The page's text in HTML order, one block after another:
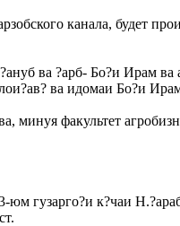
канала, будет
ва ?арб- Бо?и Ирам
ва идомаи Бо?и
минуя факультет
гузарго?и к?чаи